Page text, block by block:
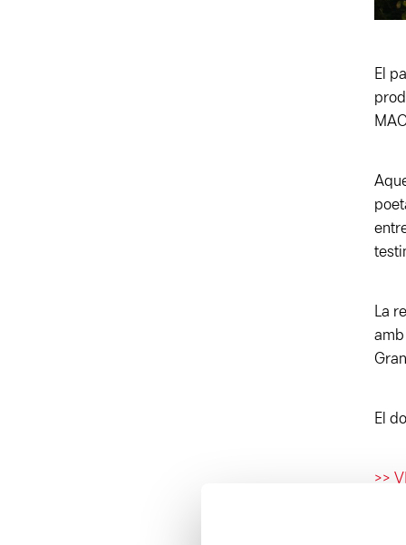
El
La
El
>>